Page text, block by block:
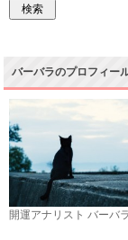
バーバラのプロフィー
開運アナリスト バーバラ